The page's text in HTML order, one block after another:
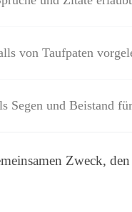
von Taufpaten
Segen und Beistand
Zweck,